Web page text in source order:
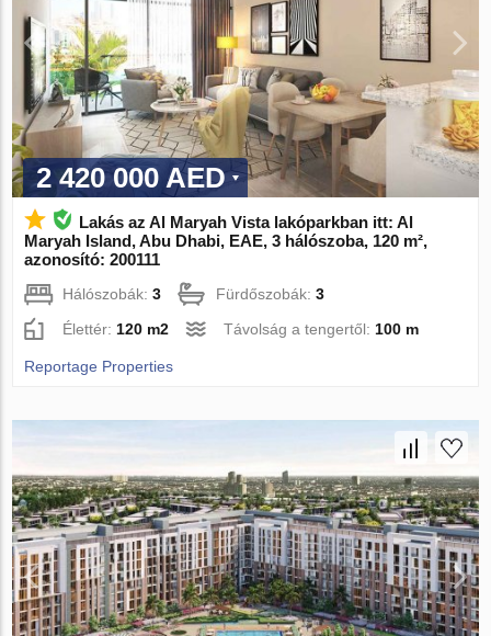
2 420 000 AED
Lakás az Al Maryah Vista lakóparkban itt: Al
Maryah Island, Abu Dhabi, EAE, 3 hálószoba, 120 m²,
azonosító: 200111
Hálószobák:3 Fürdőszobák:3
Élettér: 120 m2 Távolság a tengertől: 100 m
Reportage Properties